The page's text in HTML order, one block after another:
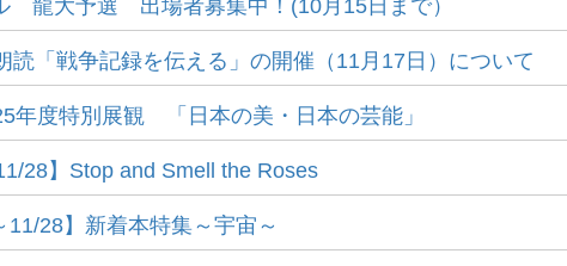
龍大予選 出場者募集中！(10月15日まで）
「戦争記録を伝える」の開催（11月17日）について
年度特別展観 「日本の美・日本の芸能」
28】Stop and Smell the Roses
11/28】新着本特集～宇宙～